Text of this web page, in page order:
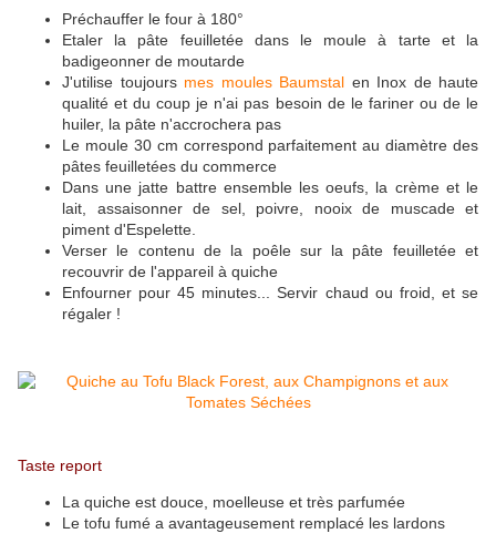
Préchauffer le four à 180°
Etaler la pâte feuilletée dans le moule à tarte et la
badigeonner de moutarde
J'utilise toujours mes moules Baumstal en Inox de haute
qualité et du coup je n'ai pas besoin de le fariner ou de le
huiler, la pâte n'accrochera pas
Le moule 30 cm correspond parfaitement au diamètre des
pâtes feuilletées du commerce
Dans une jatte battre ensemble les oeufs, la crème et le
lait, assaisonner de sel, poivre, nooix de muscade et
piment d'Espelette.
Verser le contenu de la poêle sur la pâte feuilletée et
recouvrir de l'appareil à quiche
Enfourner pour 45 minutes... Servir chaud ou froid, et se
régaler !
Taste report
La quiche est douce, moelleuse et très parfumée
Le tofu fumé a avantageusement remplacé les lardons